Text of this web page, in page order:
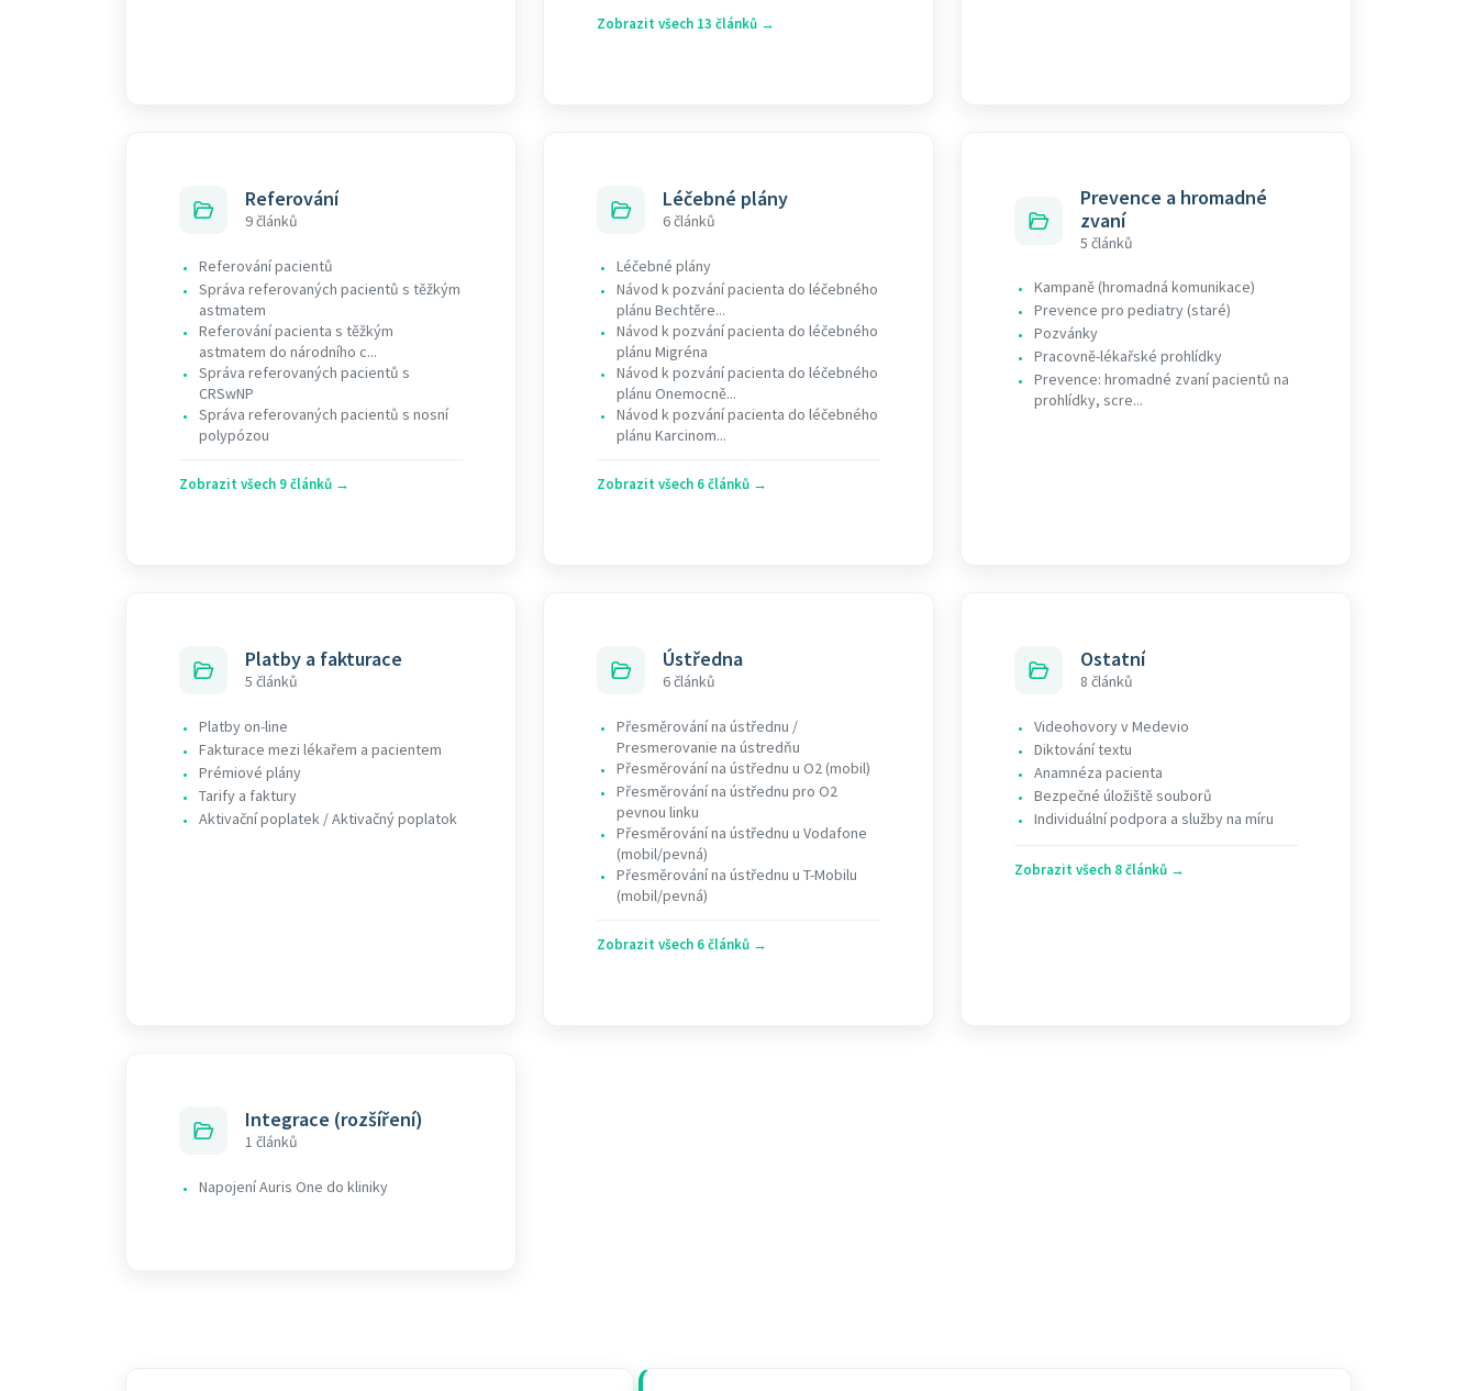
Zobrazit všech 13 článků →
Referování
9 článků
•
Referování pacientů
•
Správa referovaných pacientů s těžkým
astmatem
•
Referování pacienta s těžkým
astmatem do národního c...
•
Správa referovaných pacientů s
CRSwNP
•
Správa referovaných pacientů s nosní
polypózou
Zobrazit všech 9 článků →
Léčebné plány
6 článků
•
Léčebné plány
•
Návod k pozvání pacienta do léčebného
plánu Bechtěre...
•
Návod k pozvání pacienta do léčebného
plánu Migréna
•
Návod k pozvání pacienta do léčebného
plánu Onemocně...
•
Návod k pozvání pacienta do léčebného
plánu Karcinom...
Zobrazit všech 6 článků →
Prevence a hromadné
zvaní
5 článků
•
Kampaně (hromadná komunikace)
•
Prevence pro pediatry (staré)
•
Pozvánky
•
Pracovně-lékařské prohlídky
•
Prevence: hromadné zvaní pacientů na
prohlídky, scre...
Platby a fakturace
5 článků
•
Platby on-line
•
Fakturace mezi lékařem a pacientem
•
Prémiové plány
•
Tarify a faktury
•
Aktivační poplatek / Aktivačný poplatok
Ústředna
6 článků
•
​Přesměrování na ústřednu /
Presmerovanie na ústredňu
•
Přesměrování na ústřednu u O2 (mobil)
•
Přesměrování na ústřednu pro O2
pevnou linku
•
Přesměrování na ústřednu u Vodafone
(mobil/pevná)
•
Přesměrování na ústřednu u T-Mobilu
(mobil/pevná)
Zobrazit všech 6 článků →
Ostatní
8 článků
•
Videohovory v Medevio
•
Diktování textu
•
Anamnéza pacienta
•
Bezpečné úložiště souborů
•
Individuální podpora a služby na míru
Zobrazit všech 8 článků →
Integrace (rozšíření)
1 článků
• Napojení Auris One do kliniky